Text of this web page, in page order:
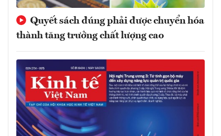
Quyết sách đúng phải được chuyển hóa
thành tăng trưởng chất lượng cao